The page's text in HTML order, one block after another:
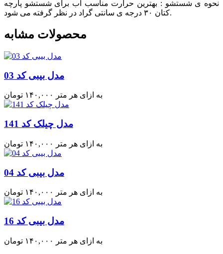
نحوه ی شستشو : بهترین حرارت مناسب آب برای شستشو پارچه
کتان ۳۰ درجه ی سانتی گراد در نظر گرفته می شود.
محصولات مشابه
مدل بیبی کد 03
۱۴۰,۰۰۰ تومان به ازای هر متر
مدل چیلک کد 141
۱۴۰,۰۰۰ تومان به ازای هر متر
مدل بیبی کد 04
۱۴۰,۰۰۰ تومان به ازای هر متر
مدل بیبی کد 16
۱۴۰,۰۰۰ تومان به ازای هر متر